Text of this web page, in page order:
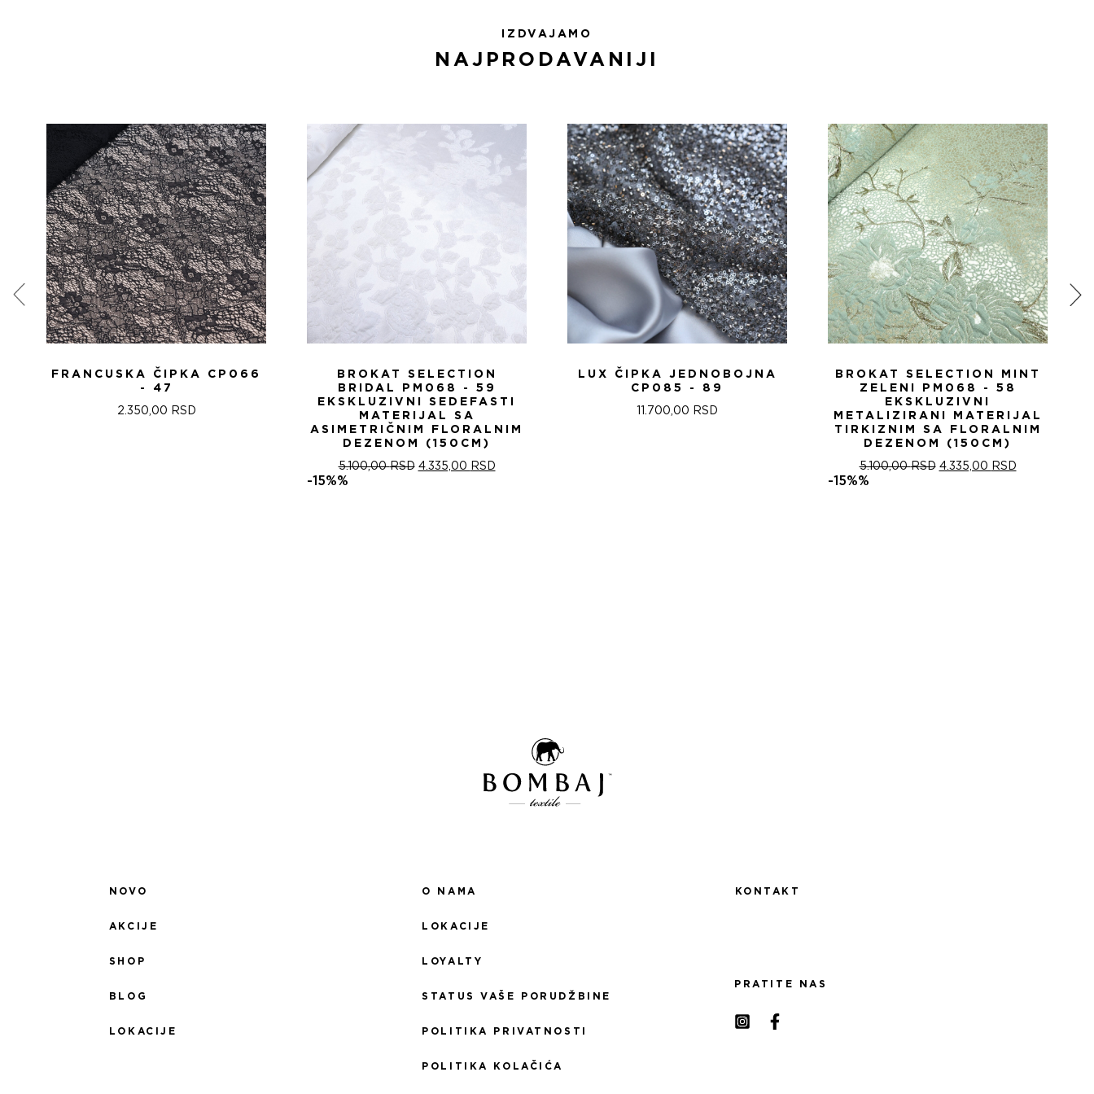
IZDVAJAMO
NAJPRODAVANIJI
FRANCUSKA ČIPKA CP066
- 47
2.350,00 RSD
BROKAT SELECTION
BRIDAL PM068 - 59
EKSKLUZIVNI SEDEFASTI
MATERIJAL SA
ASIMETRIČNIM FLORALNIM
DEZENOM (150CM)
5.100,00RSD ОРИГИНАЛНА
4.335,00 RSDТРЕНУТНА
-15%%
LUX ČIPKA JEDNOBOJNA
CP085 - 89
11.700,00 RSD
BROKAT SELECTION MINT
ZELENI PM068 - 58
EKSKLUZIVNI
METALIZIRANI MATERIJAL
TIRKIZNIM SA FLORALNIM
DEZENOM (150CM)
5.100,00RSD ОРИГИНАЛНА
4.335,00 RSDТРЕНУТНА
-15%%
NOVO
AKCIJE
SHOP
BLOG
LOKACIJE
O NAMA
LOKACIJE
LOYALTY
STATUS VAŠE PORUDŽBINE
POLITIKA PRIVATNOSTI
POLITIKA KOLAČIĆA
KONTAKT
PRATITE NAS